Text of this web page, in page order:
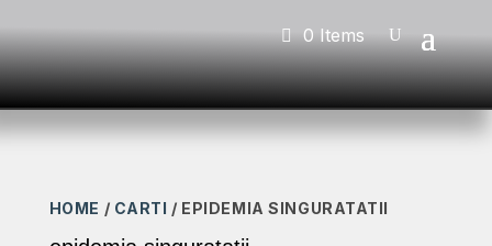
0 Items
HOME / CARTI / EPIDEMIA SINGURATATII